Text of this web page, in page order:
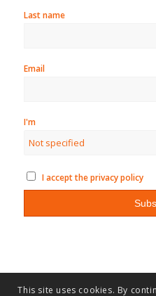
Last name
Email
I'm
I accept the privacy policy
This site uses cookies. By